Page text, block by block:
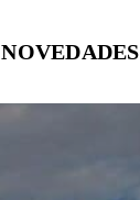
NOVEDADES